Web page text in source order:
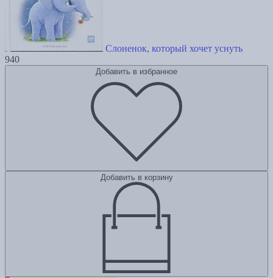
Слоненок, который хочет уснуть
940
Добавить в избранное
Добавить в корзину